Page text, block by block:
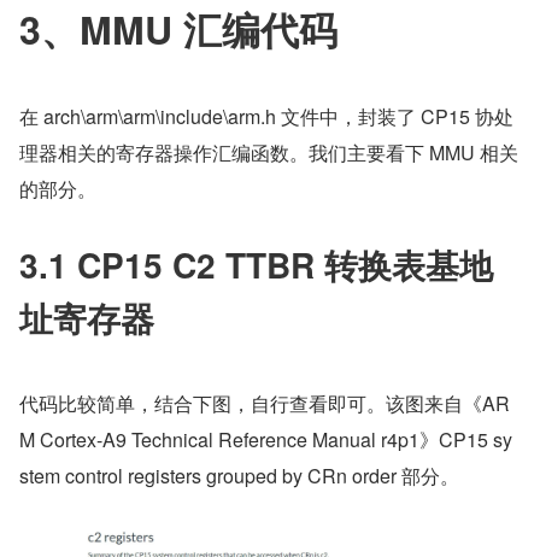
3、MMU 汇编代码
在 arch\arm\arm\include\arm.h 文件中，封装了 CP15 协处
理器相关的寄存器操作汇编函数。我们主要看下 MMU 相关
的部分。
3.1 CP15 C2 TTBR 转换表基地
址寄存器
代码比较简单，结合下图，自行查看即可。该图来自《AR
M Cortex-A9 Technical Reference Manual r4p1》CP15 sy
stem control registers grouped by CRn order 部分。